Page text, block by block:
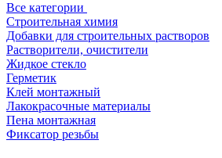
Все категории
Строительная химия
Добавки для строительных растворов
Растворители, очистители
Жидкое стекло
Герметик
Клей монтажный
Лакокрасочные материалы
Пена монтажная
Фиксатор резьбы